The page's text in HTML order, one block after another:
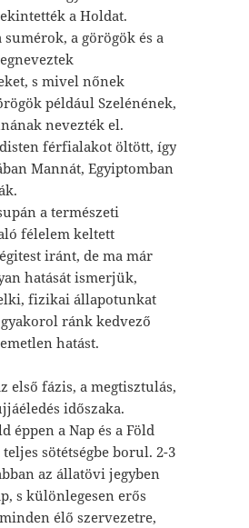
a Holdat.
a görögök és a
s mivel nőnek
például Szelénének,
nevezték el.
férfialakot öltött, így
Mannát, Egyiptomban
a természeti
félelem keltett
iránt, de ma már
hatását ismerjük,
fizikai állapotunkat
ránk kedvező
hatást.
első fázis, a megtisztulás,
időszaka.
éppen a Nap és a Föld
sötétségbe borul. 2-3
az állatövi jegyben
s különlegesen erős
élő szervezetre,